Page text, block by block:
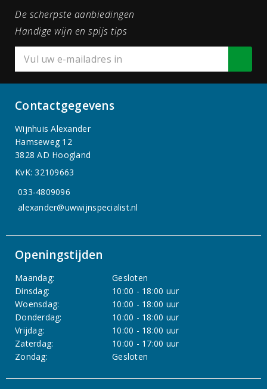
De scherpste aanbiedingen
Handige wijn en spijs tips
Contactgegevens
Wijnhuis Alexander
Hamseweg 12
3828 AD Hoogland
KvK: 32109663
033-4809096
alexander@uwwijnspecialist.nl
Openingstijden
Maandag:
Gesloten
Dinsdag:
10:00 - 18:00 uur
Woensdag:
10:00 - 18:00 uur
Donderdag:
10:00 - 18:00 uur
Vrijdag:
10:00 - 18:00 uur
Zaterdag:
10:00 - 17:00 uur
Zondag:
Gesloten